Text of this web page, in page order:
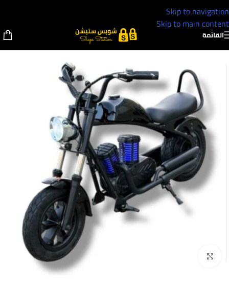
Skip to navigation
Skip to main content
القائمة